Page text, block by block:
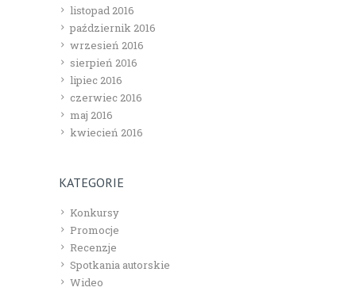
listopad 2016
październik 2016
wrzesień 2016
sierpień 2016
lipiec 2016
czerwiec 2016
maj 2016
kwiecień 2016
KATEGORIE
Konkursy
Promocje
Recenzje
Spotkania autorskie
Wideo